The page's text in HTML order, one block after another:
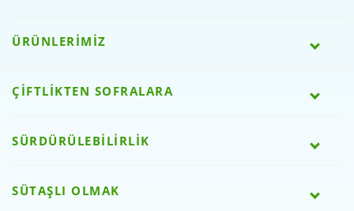
ÜRÜNLERİMİZ
ÇİFTLİKTEN SOFRALARA
SÜRDÜRÜLEBİLİRLİK
SÜTAŞLI OLMAK